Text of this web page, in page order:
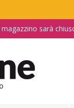
magazzino sarà